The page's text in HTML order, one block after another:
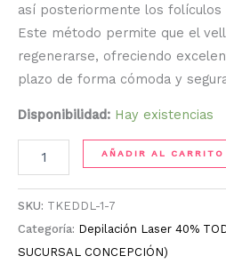
así posteriormente los
Este método permite que el
regenerarse, ofreciendo
plazo de forma cómoda y
Disponibilidad: Hay existencias
AÑADIR AL CARRITO
SKU: TKEDDL-1-7
Categoría: Depilación Laser 40%
SUCURSAL CONCEPCIÓN)